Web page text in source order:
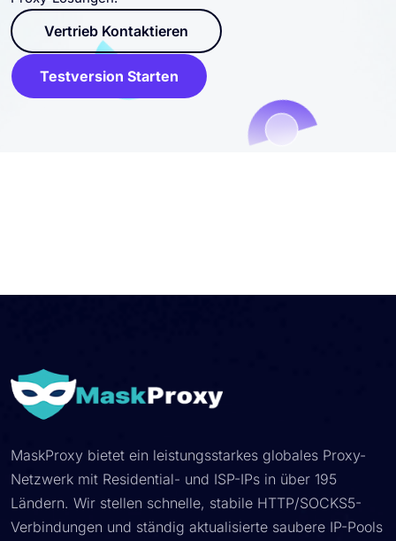
Vertrieb Kontaktieren
Testversion Starten
MaskProxy bietet ein leistungsstarkes globales Proxy-
Netzwerk mit Residential- und ISP-IPs in über 195
Ländern. Wir stellen schnelle, stabile HTTP/SOCKS5-
Verbindungen und ständig aktualisierte saubere IP-Pools